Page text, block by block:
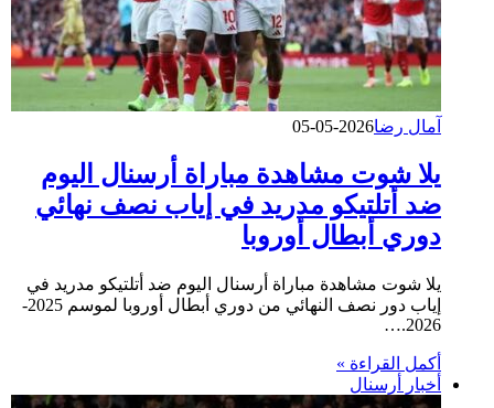
آمال رضا2026-05-05
يلا شوت مشاهدة مباراة أرسنال اليوم
ضد أتلتيكو مدريد في إياب نصف نهائي
دوري أبطال أوروبا
يلا شوت مشاهدة مباراة أرسنال اليوم ضد أتلتيكو مدريد في
إياب دور نصف النهائي من دوري أبطال أوروبا لموسم 2025-
2026.…
أكمل القراءة »
أخبار أرسنال